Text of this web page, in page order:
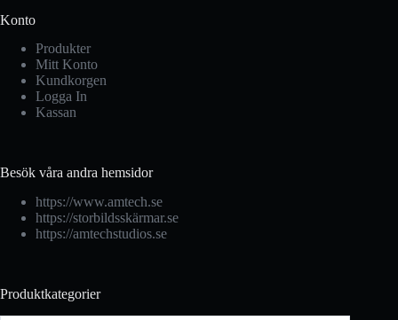
Konto
Produkter
Mitt Konto
Kundkorgen
Logga In
Kassan
Besök våra andra hemsidor
https://www.amtech.se
https://storbildsskärmar.se
https://amtechstudios.se
Produktkategorier